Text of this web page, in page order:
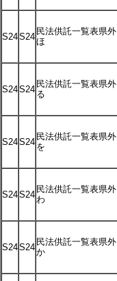
S24S24
民法供託一覧表県外
ほ
S24S24
民法供託一覧表県外
る
S24S24
民法供託一覧表県外
を
S24S24
民法供託一覧表県外
わ
S24S24
民法供託一覧表県外
か